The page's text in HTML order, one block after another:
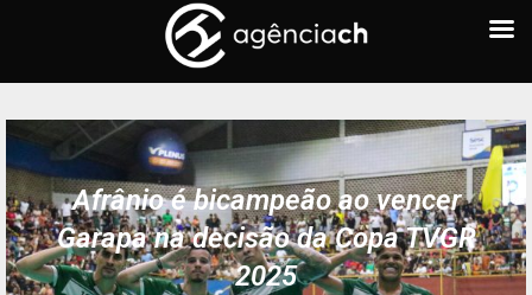
Afrânio é bicampeão ao vencer
Garapa na decisão da Copa TVGR
2025